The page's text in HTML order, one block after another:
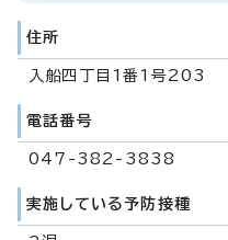
住所
入船四丁目1番1号203
電話番号
047-382-3838
実施している予防接種